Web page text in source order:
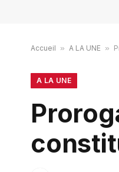
Accueil » A LA UNE »
A LA UNE